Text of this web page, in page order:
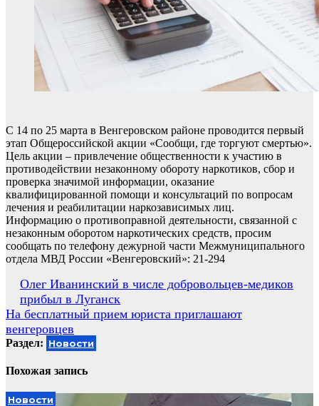
С 14 по 25 марта в Венгеровском районе проводится первый
этап Общероссийской акции «Сообщи, где торгуют смертью».
Цель акции – привлечение общественности к участию в
противодействии незаконному обороту наркотиков, сбор и
проверка значимой информации, оказание
квалифицированной помощи и консультаций по вопросам
лечения и реабилитации наркозависимых лиц.
Информацию о противоправной деятельности, связанной с
незаконным оборотом наркотических средств, просим
сообщать по телефону дежурной части Межмуниципального
отдела МВД России «Венгеровский»: 21-294
Навигация
по
записям
Олег Иванинский в числе добровольцев-медиков
прибыл в Луганск
На бесплатный прием юриста приглашают
венгеровцев
Раздел: Новости
Похожая запись
Новости